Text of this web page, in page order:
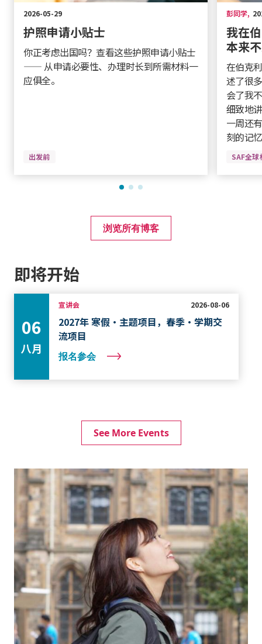
2026-05-29
护照申请小贴士
你正考虑出国吗？查看这些护照申请小贴士
—— 从申请必要性、办理时长到所需材料一
应俱全。
出发前
彭同学,
我在
本来
在伯克
述了很
会了我
细致地
一周还
刻的记
SAF全球
浏览所有博客
即将开始
06
八月
宣讲会 2026-08-06
2027年 寒假·主题项目，春季·学期交
流项目
报名参会
See More Events